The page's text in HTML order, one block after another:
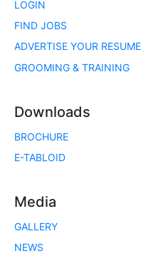
LOGIN
FIND JOBS
ADVERTISE YOUR RESUME
GROOMING & TRAINING
Downloads
BROCHURE
E-TABLOID
Media
GALLERY
NEWS